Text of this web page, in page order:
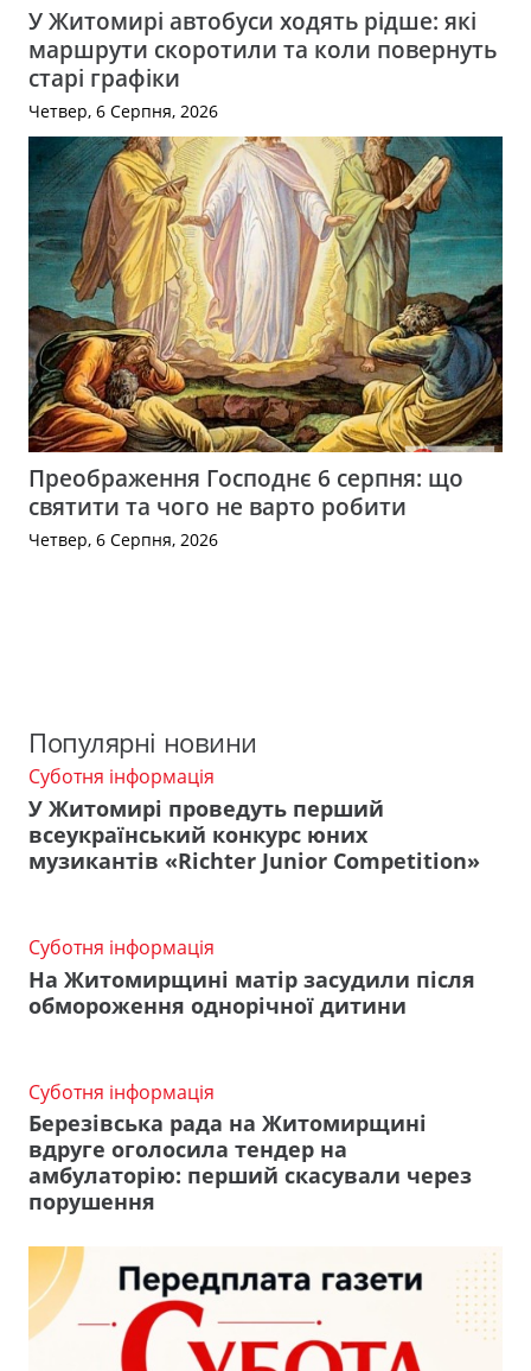
У Житомирі автобуси ходять рідше: які
маршрути скоротили та коли повернуть
старі графіки
Четвер, 6 Серпня, 2026
Преображення Господнє 6 серпня: що
святити та чого не варто робити
Четвер, 6 Серпня, 2026
Популярні новини
Суботня інформація
У Житомирі проведуть перший
всеукраїнський конкурс юних
музикантів «Richter Junior Competition»
Суботня інформація
На Житомирщині матір засудили після
обмороження однорічної дитини
Суботня інформація
Березівська рада на Житомирщині
вдруге оголосила тендер на
амбулаторію: перший скасували через
порушення